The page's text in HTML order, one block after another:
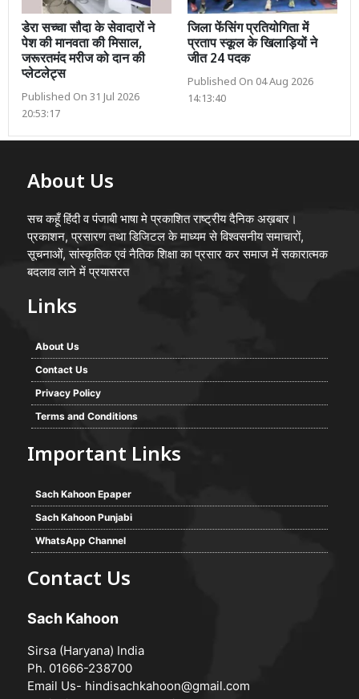
डेरा सच्चा सौदा के सेवादारों ने
पेश की मानवता की मिसाल,
जरूरतमंद मरीज को दान की
प्लेटलेट्स
Published On 31 Jul 2026
20:53:17
जिला फेंसिंग प्रतियोगिता में
प्रताप स्कूल के खिलाड़ियों ने
जीत 24 पदक
Published On 04 Aug 2026
14:13:40
About Us
सच कहूँ हिंदी व पंजाबी भाषा मे प्रकाशित राष्ट्रीय दैनिक अख़बार।
प्रकाशन, प्रसारण तथा डिजिटल के माध्यम से विश्वसनीय समाचारों,
सूचनाओं, सांस्कृतिक एवं नैतिक शिक्षा का प्रसार कर समाज में सकारात्मक
बदलाव लाने में प्रयासरत
Links
About Us
Contact Us
Privacy Policy
Terms and Conditions
Important Links
Sach Kahoon Epaper
Sach Kahoon Punjabi
WhatsApp Channel
Contact Us
Sach Kahoon
Sirsa (Haryana) India
Ph. 01666-238700
Email Us- hindisachkahoon@gmail.com